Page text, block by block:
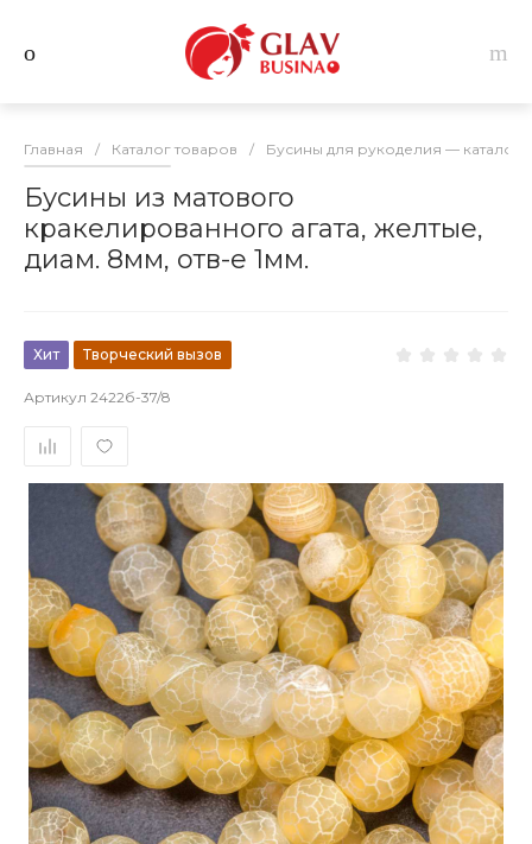
Главная / Каталог товаров / Бусины для рукоделия — каталог
Бусины из матового
кракелированного агата, желтые,
диам. 8мм, отв-е 1мм.
Хит Творческий вызов
Артикул 2422б-37/8